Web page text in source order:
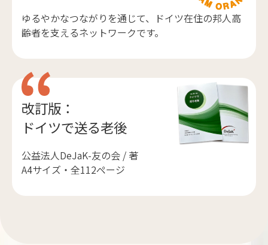
ゆるやかなつながりを通じて、ドイツ在住の邦人高
齢者を支えるネットワークです。
改訂版：
ドイツで送る老後
公益法人DeJaK-友の会 / 著
A4サイズ・全112ページ